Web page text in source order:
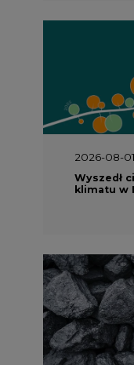
2026-08-
Wyszedł
klimatu w